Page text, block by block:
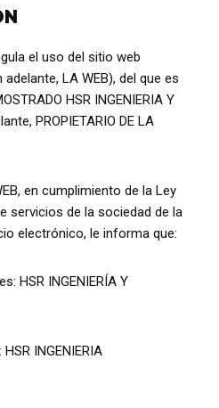
el uso del sitio web
adelante, LA WEB), del que es
HSR INGENIERIA Y
PROPIETARIO DE LA
en cumplimiento de la Ley
servicios de la sociedad de la
electrónico, le informa que:
HSR INGENIERÍA Y
INGENIERIA